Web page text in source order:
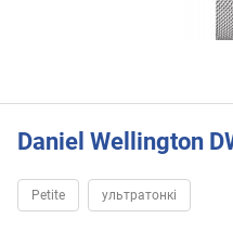
Daniel Wellington
Petite ультратонкі